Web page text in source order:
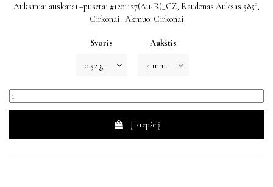
Auksiniai auskarai –pusetai #1201127(Au-R)_CZ, Raudonas Auksas 585°,
Cirkonai . Akmuo: Cirkonai
Svoris Aukštis
Į krepšelį